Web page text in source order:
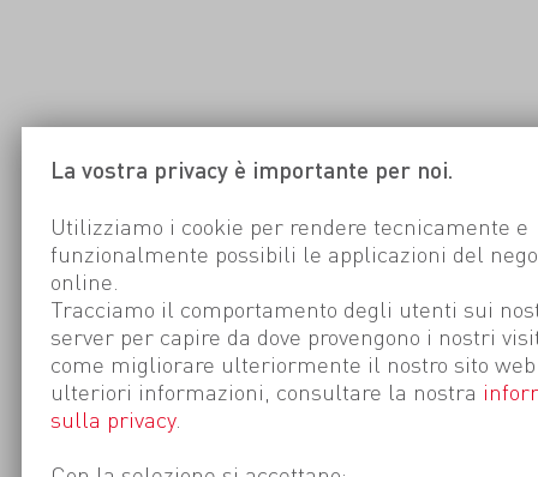
La vostra privacy è importante per noi.
Utilizziamo i cookie per rendere tecnicamente e
funzionalmente possibili le applicazioni del
online.
Tracciamo il comportamento degli utenti sui
server per capire da dove provengono i nostri
come migliorare ulteriormente il nostro sito
ulteriori informazioni, consultare la nostra
sulla privacy.